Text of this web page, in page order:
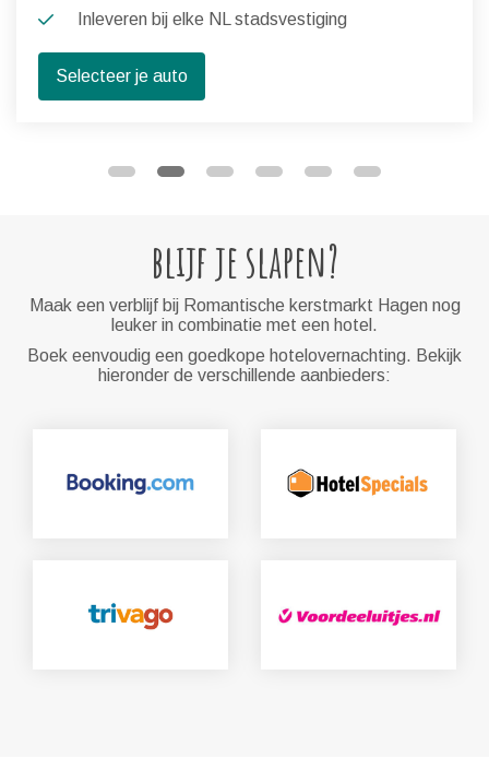
Inleveren bij elke NL stadsvestiging
Selecteer je auto
blijf je slapen?
Maak een verblijf bij Romantische kerstmarkt Hagen nog
leuker in combinatie met een hotel.
Boek eenvoudig een goedkope hotelovernachting. Bekijk
hieronder de verschillende aanbieders: